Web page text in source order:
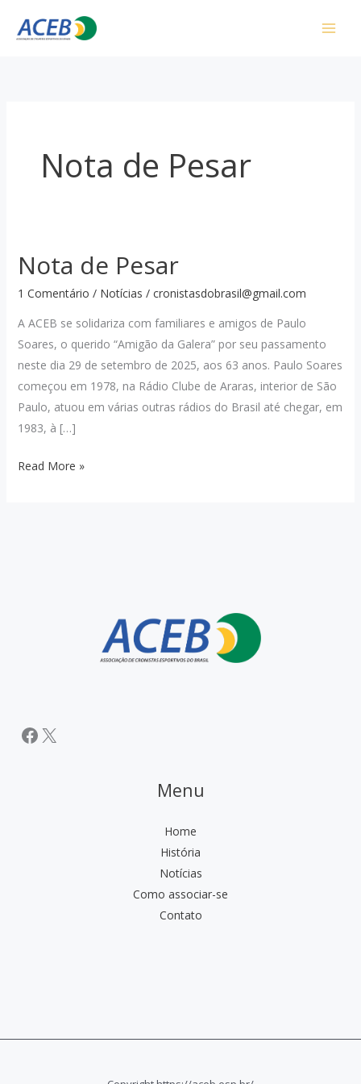
para
Nota de Pesar
Nota de Pesar
1 Comentário / Notícias / cronistasdobrasil@gmail.com
A ACEB se solidariza com familiares e amigos de Paulo
Soares, o querido “Amigão da Galera” por seu passamento
neste dia 29 de setembro de 2025, aos 63 anos. Paulo Soares
começou em 1978, na Rádio Clube de Araras, interior de São
Paulo, atuou em várias outras rádios do Brasil até chegar, em
1983, à […]
Nota
Read More »
Facebook
X
Menu
Home
História
Notícias
Como associar-se
Contato